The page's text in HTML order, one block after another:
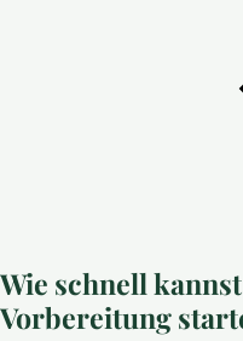
Wie schnell
Vorbereitung